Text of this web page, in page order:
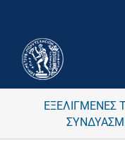
ΕΞΕΛΙΓΜΕΝΕΣ